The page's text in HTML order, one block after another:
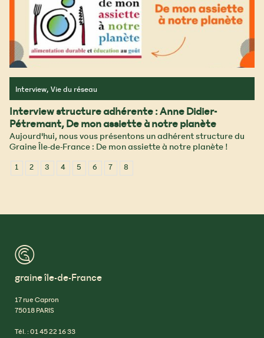
Interview, Vie du réseau
Interview structure adhérente : Anne Didier-
Pétremant, De mon assiette à notre planète
Aujourd'hui, nous vous présentons un adhérent structure du
Graine Île-de-France : De mon assiette à notre planète !
1 2 3 4 5 6 7 8
™
graine île-de-France
17 rue Capron
75018 PARIS
Tél. : 01 45 22 16 33